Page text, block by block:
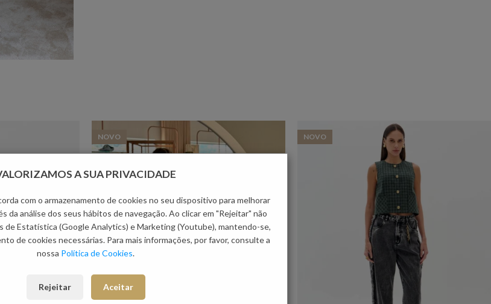
NOVO NOVO
A SUA PRIVACIDADE
com o armazenamento de cookies no seu dispositivo para melhorar
da análise dos seus hábitos de navegação. Ao clicar em "Rejeitar" não
de Estatística (Google Analytics) e Marketing (Youtube), mantendo-se,
de cookies necessárias. Para mais informações, por favor, consulte a
nossa Política de Cookies.
Rejeitar Aceitar